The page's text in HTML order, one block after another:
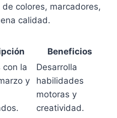
colores, marcadores,
calidad.
Beneficios
con la
y
Desarrolla
habilidades
motoras y
creatividad.